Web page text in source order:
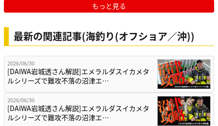
もっと見る
最新の関連記事(海釣り(オフショア／沖))
2026/06/30
[DAIWA岩城透さん解説]エメラルダスイカメタ
ルシリーズで難攻不落の沼津エ…
2026/06/30
[DAIWA岩城透さん解説]エメラルダスイカメタ
ルシリーズで難攻不落の沼津エ…